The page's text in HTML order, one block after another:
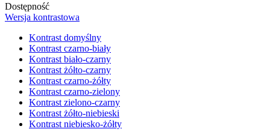
Dostępność
Wersja kontrastowa
Kontrast domyślny
Kontrast czarno-biały
Kontrast biało-czarny
Kontrast żółto-czarny
Kontrast czarno-żółty
Kontrast czarno-zielony
Kontrast zielono-czarny
Kontrast żółto-niebieski
Kontrast niebiesko-żółty